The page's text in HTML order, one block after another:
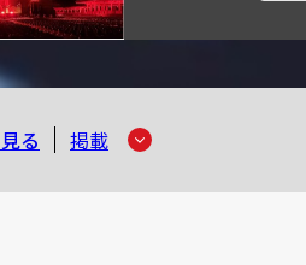
る 掲載